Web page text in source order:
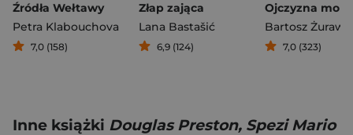
Źródła Wełtawy
Petra Klabouchova
7,0 (158)
Złap zająca
Lana Bastašić
6,9 (124)
Bartosz
7,0 (323)
Inne książki Douglas Preston, Spezi Mario